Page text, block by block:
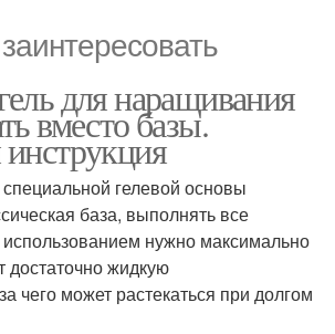
для наращивания
вместо базы.
гелевой основы
база, выполнять все
нужно максимально
достаточно жидкую
чего может растекаться при долгом